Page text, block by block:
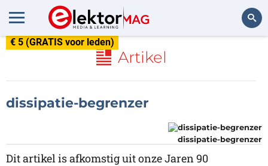
€ 5 (GRATIS voor leden)
Artikel
dissipatie-begrenzer
dissipatie-begrenzer
Dit artikel is afkomstig uit onze Jaren 90